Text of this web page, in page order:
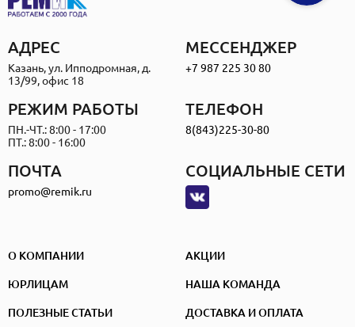
АДРЕС
Казань, ул. Ипподромная, д.
13/99, офис 18
МЕССЕНДЖЕР
+7 987 225 30 80
ПОЧТА
promo@remik.ru
РЕЖИМ РАБОТЫ
ПН.-ЧТ.: 8:00 - 17:00
ПТ.: 8:00 - 16:00
ТЕЛЕФОН
8(843)225-30-80
СОЦИАЛЬНЫЕ СЕТИ
О КОМПАНИИ АКЦИИ
ЮРЛИЦАМ НАША КОМАНДА
ПОЛЕЗНЫЕ СТАТЬИ ДОСТАВКА И ОПЛАТА